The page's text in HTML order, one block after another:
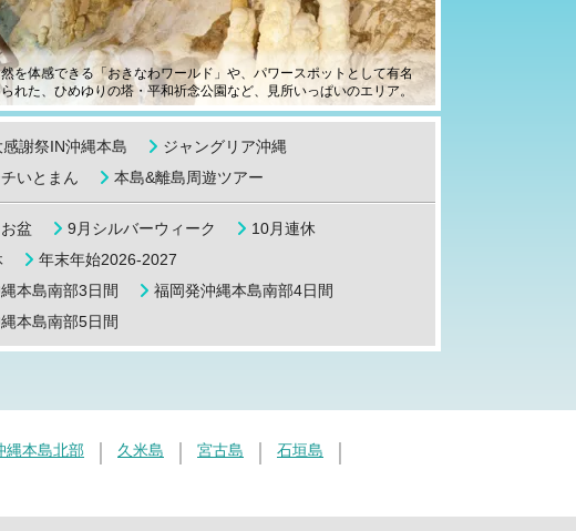
を体感できる「おきなわワールド」や、パワースポットとして有名
た、ひめゆりの塔・平和祈念公園など、見所いっぱいのエリア。
謝祭IN沖縄本島
ジャングリア沖縄
いとまん
本島&離島周遊ツアー
盆 9月シルバーウィーク
10月連休
年末年始2026-2027
本島南部3日間
福岡発沖縄本島南部4日間
本島南部5日間
縄本島北部 久米島 宮古島
石垣島